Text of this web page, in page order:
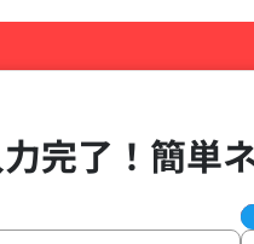
完了！ 簡単